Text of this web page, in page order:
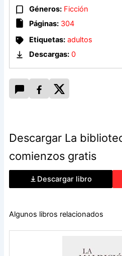
La biblioteca de los nuevos
de los libros que nos enseña
corazón y se tiende una mano
alcanzar nuestros sueños.
Géneros: Ficción
Páginas: 304
Etiquetas: adultos
Descargas: 0
Descargar La
comienzos gratis
Descargar libro
Algunos libros relacionados